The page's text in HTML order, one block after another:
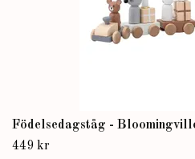
Födelsedagståg -
449 kr